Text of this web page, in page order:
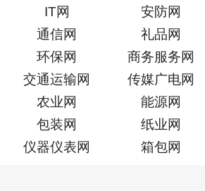
IT网
安防网
通信网
礼品网
环保网
商务服务网
交通运输网
传媒广电网
农业网
能源网
包装网
纸业网
仪器仪表网 箱包网